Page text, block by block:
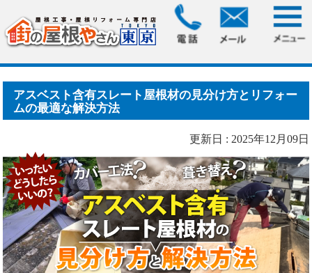
> アスベスト含有スレート屋根材の見分け方とリフォ
ームの最適な解.....
アスベスト含有スレート屋根材の見分け方とリフォー
ムの最適な解決方法
更新日 : 2025年12月09日